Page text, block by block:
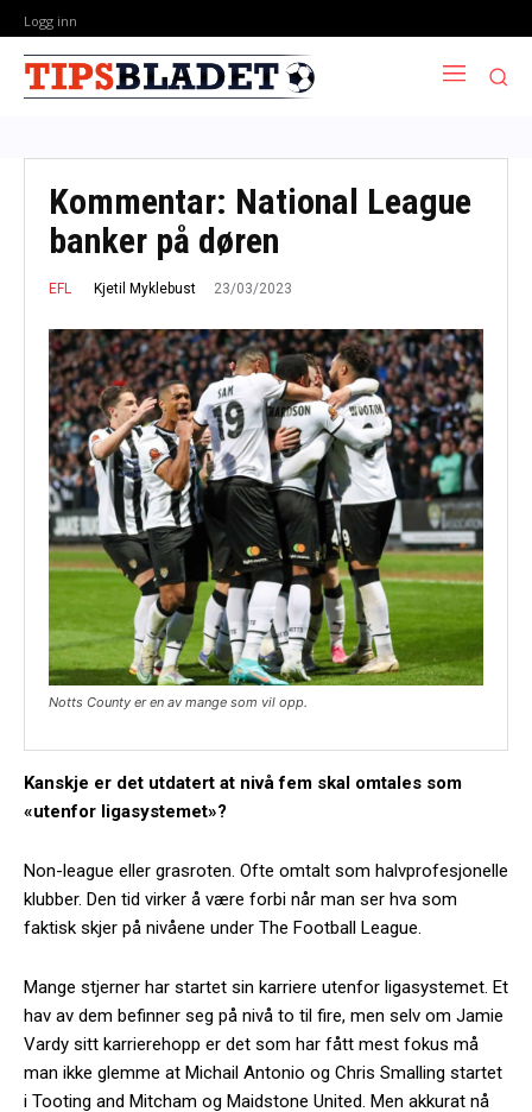
Logg inn
Kommentar: National League
banker på døren
EFL Kjetil Myklebust 23/03/2023
Notts County er en av mange som vil opp.
Kanskje er det utdatert at nivå fem skal omtales som
«utenfor ligasystemet»?
Non-league eller grasroten. Ofte omtalt som halvprofesjonelle
klubber. Den tid virker å være forbi når man ser hva som
faktisk skjer på nivåene under The Football League.
Mange stjerner har startet sin karriere utenfor ligasystemet. Et
hav av dem befinner seg på nivå to til fire, men selv om Jamie
Vardy sitt karrierehopp er det som har fått mest fokus må
man ikke glemme at Michail Antonio og Chris Smalling startet
i Tooting and Mitcham og Maidstone United. Men akkurat nå